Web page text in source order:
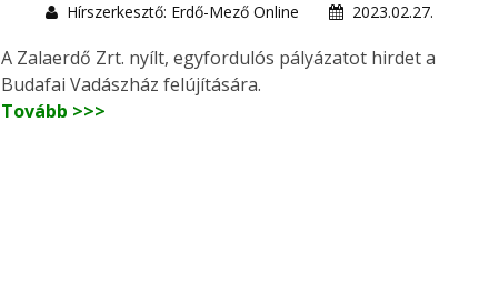
Hírszerkesztő: Erdő-Mező Online 2023.02.27.
A Zalaerdő Zrt. nyílt, egyfordulós pályázatot hirdet a
Budafai Vadászház felújítására.
Tovább >>>